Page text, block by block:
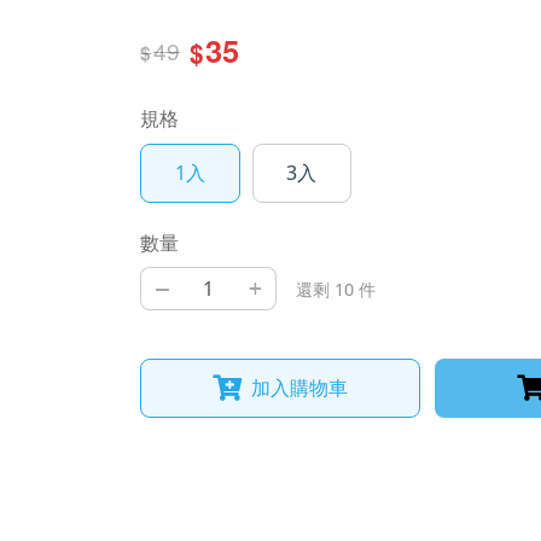
$49 $35
規格
1入 3入
數量
– + 還剩 10 件
加入購物車